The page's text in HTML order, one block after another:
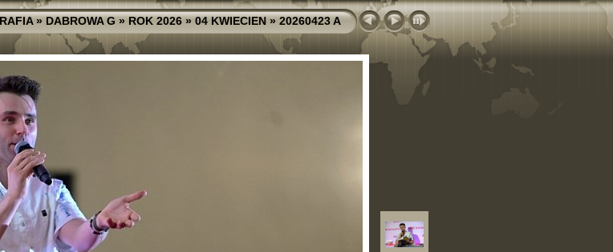
»DABROWA G»ROK 2026»04 KWIECIEN»20260423 A